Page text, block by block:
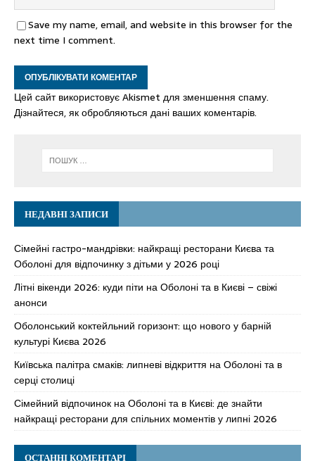
Save my name, email, and website in this browser for the
next time I comment.
Цей сайт використовує Akismet для зменшення спаму.
Дізнайтеся, як обробляються дані ваших коментарів.
НЕДАВНІ ЗАПИСИ
Сімейні гастро-мандрівки: найкращі ресторани Києва та
Оболоні для відпочинку з дітьми у 2026 році
Літні вікенди 2026: куди піти на Оболоні та в Києві – свіжі
анонси
Оболонський коктейльний горизонт: що нового у барній
культурі Києва 2026
Київська палітра смаків: липневі відкриття на Оболоні та в
серці столиці
Сімейний відпочинок на Оболоні та в Києві: де знайти
найкращі ресторани для спільних моментів у липні 2026
ОСТАННІ КОМЕНТАРІ